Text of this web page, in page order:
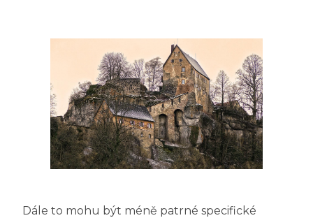
Dále to mohu být méně patrné specifické